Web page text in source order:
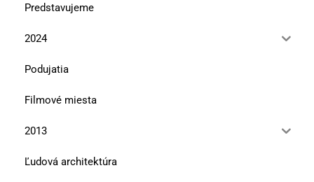
Predstavujeme
2024
Podujatia
Filmové miesta
2013
Ľudová architektúra